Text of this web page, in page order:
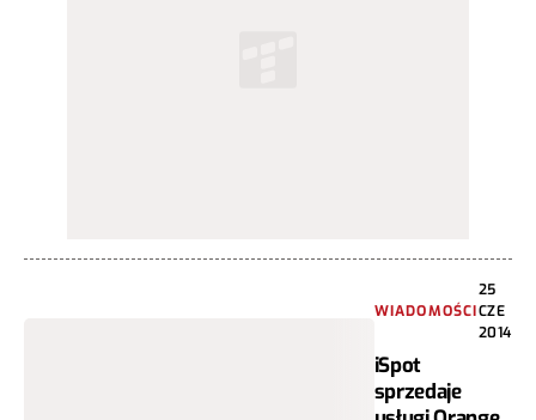
WIADOMOŚCI
25
CZE
2014
iSpot
sprzedaje